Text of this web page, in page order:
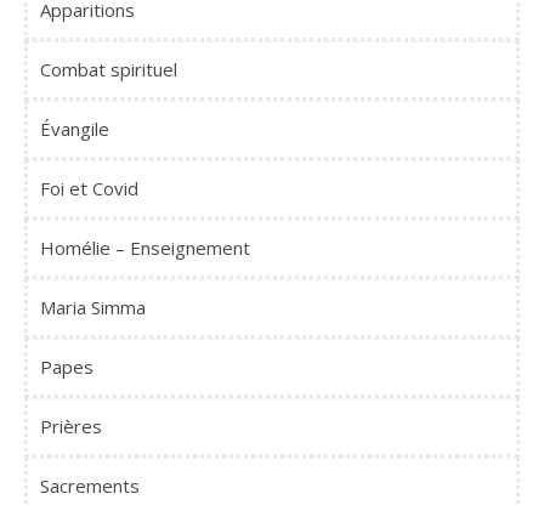
Apparitions
Combat spirituel
Évangile
Foi et Covid
Homélie – Enseignement
Maria Simma
Papes
Prières
Sacrements